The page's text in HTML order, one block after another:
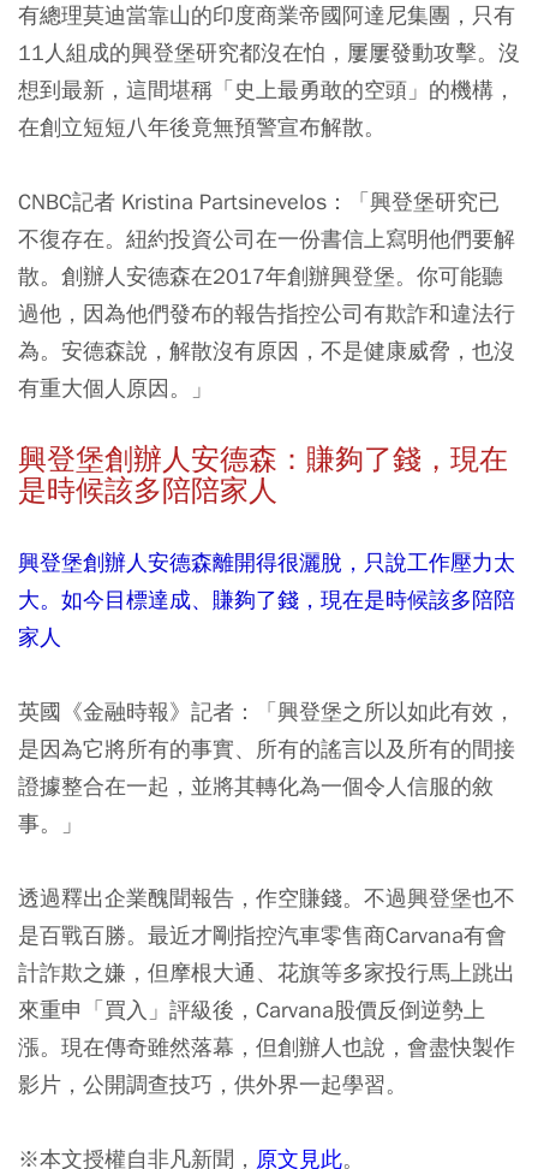
有總理莫迪當靠山的印度商業帝國阿達尼集團，只有
11人組成的興登堡研究都沒在怕，屢屢發動攻擊。沒
想到最新，這間堪稱「史上最勇敢的空頭」的機構，
在創立短短八年後竟無預警宣布解散。
CNBC記者 Kristina Partsinevelos：「興登堡研究已
不復存在。紐約投資公司在一份書信上寫明他們要解
散。創辦人安德森在2017年創辦興登堡。你可能聽
過他，因為他們發布的報告指控公司有欺詐和違法行
為。安德森說，解散沒有原因，不是健康威脅，也沒
有重大個人原因。」
興登堡創辦人安德森：賺夠了錢，現在
是時候該多陪陪家人
興登堡創辦人安德森離開得很灑脫，只說工作壓力太
大。如今目標達成、賺夠了錢，現在是時候該多陪陪
家人
英國《金融時報》記者：「興登堡之所以如此有效，
是因為它將所有的事實、所有的謠言以及所有的間接
證據整合在一起，並將其轉化為一個令人信服的敘
事。」
透過釋出企業醜聞報告，作空賺錢。不過興登堡也不
是百戰百勝。最近才剛指控汽車零售商Carvana有會
計詐欺之嫌，但摩根大通、花旗等多家投行馬上跳出
來重申「買入」評級後，Carvana股價反倒逆勢上
漲。現在傳奇雖然落幕，但創辦人也說，會盡快製作
影片，公開調查技巧，供外界一起學習。
※本文授權自非凡新聞， 原文見此。